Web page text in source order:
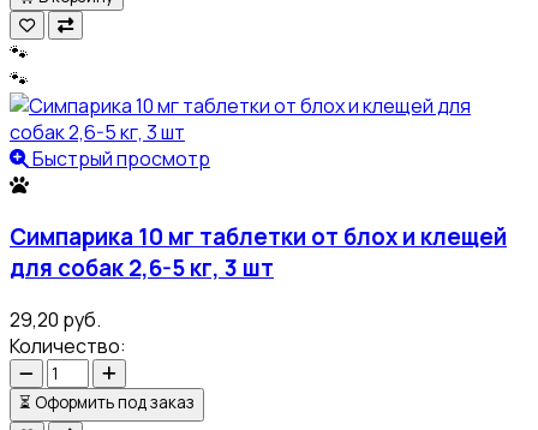
🐾
🐾
Быстрый просмотр
Симпарика 10 мг таблетки от блох и клещей
для собак 2,6-5 кг, 3 шт
29,20 руб.
Количество:
⏳ Оформить под заказ